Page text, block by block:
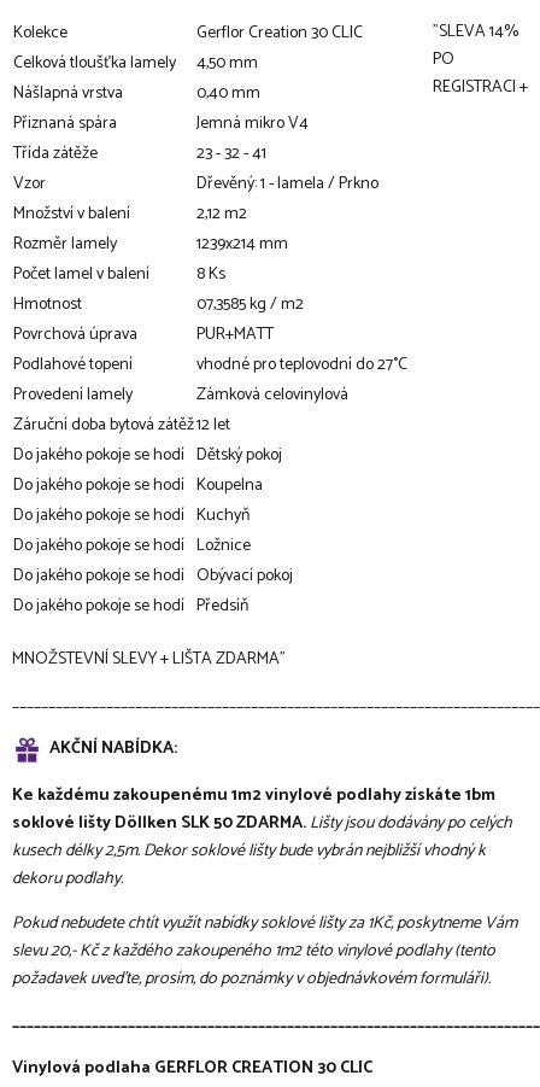
Kolekce
Gerflor Creation 30 CLIC
Celková tloušťka lamely
4,50 mm
Nášlapná vrstva
0,40 mm
Přiznaná spára
Jemná mikro V4
Třída zátěže
23 - 32 - 41
Vzor
Dřevěný: 1 - lamela / Prkno
Množství v balení
2,12 m2
Rozměr lamely
1239x214 mm
Počet lamel v balení
8 Ks
Hmotnost
07,3585 kg / m2
Povrchová úprava
PUR+MATT
Podlahové topení
vhodné pro teplovodní do 27°C
Provedení lamely
Zámková celovinylová
Záruční doba bytová zátěž12 let
Do jakého pokoje se hodí Dětský pokoj
Do jakého pokoje se hodí Koupelna
Do jakého pokoje se hodí Kuchyň
Do jakého pokoje se hodí Ložnice
Do jakého pokoje se hodí Obývací pokoj
Do jakého pokoje se hodí Předsíň
"SLEVA 14%
PO
REGISTRACI +
MNOŽSTEVNÍ SLEVY + LIŠTA ZDARMA"
AKČNÍ NABÍDKA:
Ke každému zakoupenému 1m2 vinylové podlahy získáte 1bm
soklové lišty Döllken SLK 50 ZDARMA.Lišty jsou dodávány po celých
kusech délky 2,5m. Dekor soklové lišty bude vybrán nejbližší vhodný k
dekoru podlahy.
Pokud nebudete chtít využít nabídky soklové lišty za 1Kč, poskytneme Vám
slevu 20,- Kč z každého zakoupeného 1m2 této vinylové podlahy (tento
požadavek uveďte, prosím, do poznámky v objednávkovém formuláři).
Vinylová podlaha GERFLOR CREATION 30 CLIC